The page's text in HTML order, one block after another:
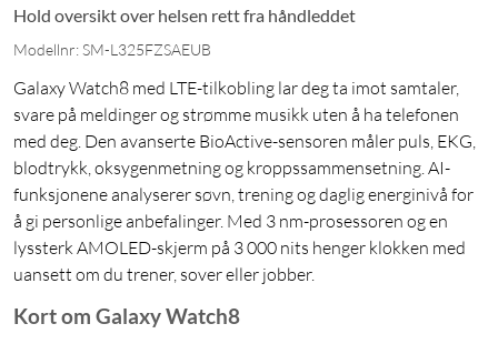
Hold oversikt over helsen rett fra håndleddet
Modellnr: SM-L325FZSAEUB
Galaxy Watch8 med LTE-tilkobling lar deg ta imot samtaler,
svare på meldinger og strømme musikk uten å ha telefonen
med deg. Den avanserte BioActive-sensoren måler puls, EKG,
blodtrykk, oksygenmetning og kroppssammensetning. AI-
funksjonene analyserer søvn, trening og daglig energinivå for
å gi personlige anbefalinger. Med 3 nm-prosessoren og en
lyssterk AMOLED-skjerm på 3 000 nits henger klokken med
uansett om du trener, sover eller jobber.
Kort om Galaxy Watch8